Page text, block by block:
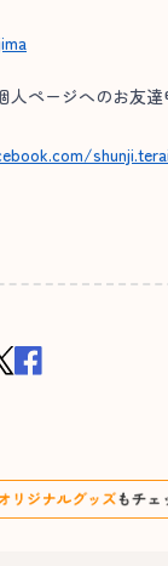
人ページへのお友
shunji.terai